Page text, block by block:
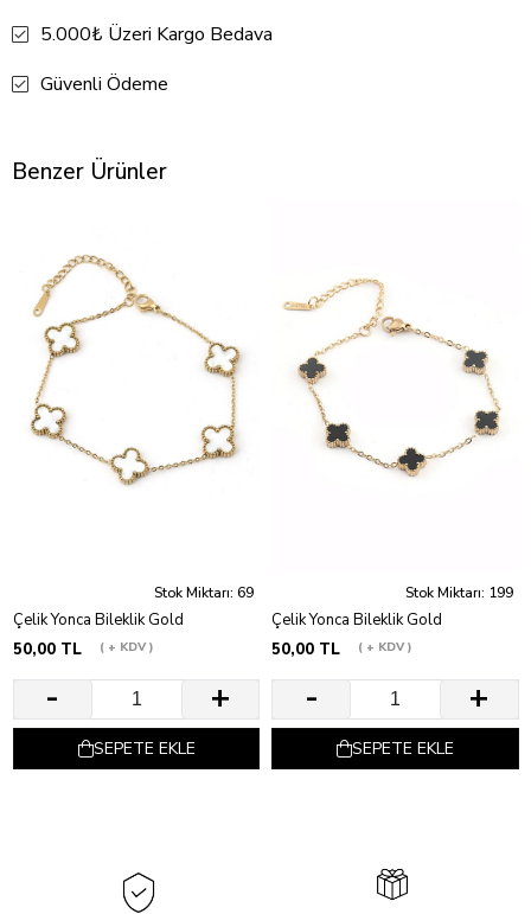
5.000₺ Üzeri Kargo Bedava
Güvenli Ödeme
Benzer Ürünler
Stok Miktarı: 69
Çelik Yonca Bileklik Gold
50,00 TL
+ KDV
SEPETE EKLE
Stok Miktarı: 199
Çelik Yonca Bileklik Gold
50,00 TL
+ KDV
SEPETE EKLE